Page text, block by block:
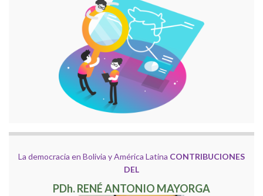
La democracia en Bolivia y América Latina CONTRIBUCIONES
DEL
PDh. RENÉ ANTONIO MAYORGA